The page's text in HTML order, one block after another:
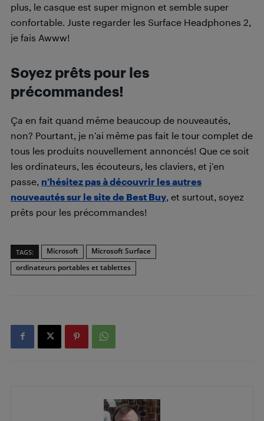
plus, le casque est super mignon et semble super
confortable. Juste regarder les Surface Headphones 2,
je fais Awww!
Soyez prêts pour les
précommandes!
Ça en fait quand même beaucoup de nouveautés,
non? Pourtant, je n’ai même pas fait le tour complet de
tous les produits nouvellement annoncés! Que ce soit
les ordinateurs, les écouteurs, les claviers, et j’en
passe, n’hésitez pas à découvrir les autres
nouveautés sur le site de Best Buy , et surtout, soyez
prêts pour les précommandes!
TAGS: Microsoft
Microsoft Surface
ordinateurs portables et tablettes